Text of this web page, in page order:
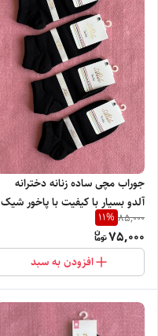
جوراب مچی ساده زنانه دخترانه
آلدو بسیار با کیفیت با پاخور شیک
و راحت
85,000
11%
75,000
افزودن به سبد